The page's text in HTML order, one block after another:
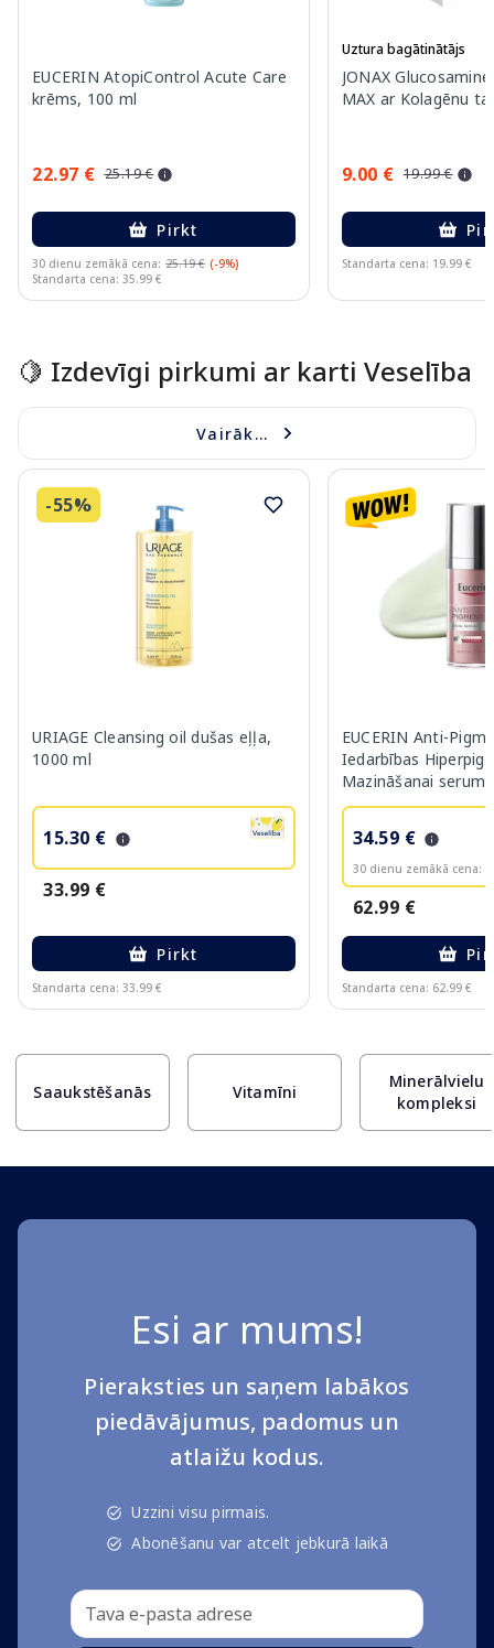
EUCERIN AtopiControl Acute Care
krēms, 100 ml
22.97 € 25.19 €
Pirkt
30 dienu zemākā cena: 25.19 € (-9%)
Standarta cena: 35.99 €
Uztura bagātinātājs
JONAX
MAX ar Kolagēnu
9.00 € 19.99 €
Standarta cena: 19.99 €
🍋 Izdevīgi pirkumi ar karti Veselība
Vairāk...
-55%
URIAGE Cleansing oil dušas eļļa,
1000 ml
15.30 €
33.99 €
Pirkt
Standarta cena: 33.99 €
EUCERIN Anti-
Iedarbības
Mazināšanai
34.59 €
30 dienu zemākā cena:
62.99 €
Standarta cena: 62.99 €
Saaukstēšanās Vitamīni
Minerālvielu
kompleksi
Esi ar mums!
Pieraksties un saņem labākos
piedāvājumus, padomus un
atlaižu kodus.
Uzzini visu pirmais.
Abonēšanu var atcelt jebkurā laikā